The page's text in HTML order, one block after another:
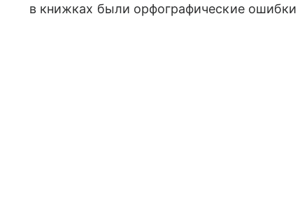
в книжках были орфографические